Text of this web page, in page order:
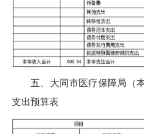
五、大同市医疗保障局（
支出预算表